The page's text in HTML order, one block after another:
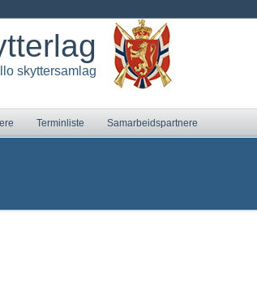
skyttersamlag
Terminliste Samarbeidspartnere